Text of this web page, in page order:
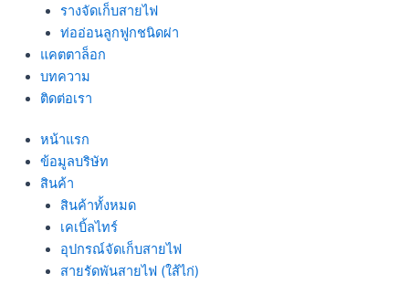
รางจัดเก็บสายไฟ
ท่ออ่อนลูกฟูกชนิดผ่า
แคตตาล็อก
บทความ
ติดต่อเรา
หน้าแรก
ข้อมูลบริษัท
สินค้า
สินค้าทั้งหมด
เคเบิ้ลไทร์
อุปกรณ์จัดเก็บสายไฟ
สายรัดพันสายไฟ (ใส้ไก่)